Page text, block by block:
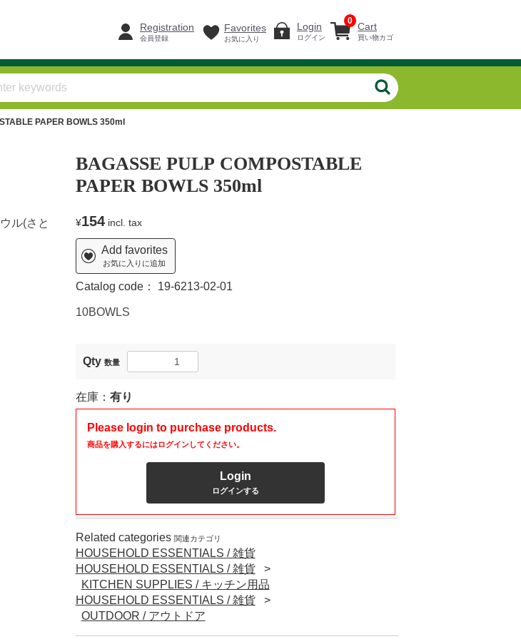
Cart
買い物カゴ
0
Registration
会員登録
Favorites
お気に入り
Login
ログイン
PAPER BOWLS 350ml
BAGASSE PULP COMPOSTABLE
PAPER BOWLS 350ml
¥154incl. tax
Add favorites
お気に入りに追加
Catalog code： 19-6213-02-01
10BOWLS
Qty 数量
在庫： 有り
Please login to purchase products.
商品を購入するにはログインしてください。
Login
ログインする
ル(さと
Related categories 関連カテゴリ
HOUSEHOLD ESSENTIALS / 雑貨
HOUSEHOLD ESSENTIALS / 雑貨
KITCHEN SUPPLIES / キッチン用品
HOUSEHOLD ESSENTIALS / 雑貨
OUTDOOR / アウトドア